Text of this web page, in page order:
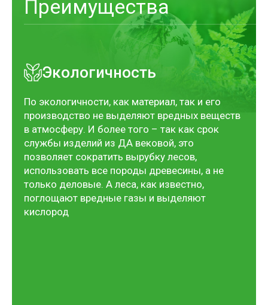
Преимущества
Экологичность
По экологичности, как материал, так и его
производство не выделяют вредных веществ
в атмосферу. И более того – так как срок
службы изделий из ДА вековой, это
позволяет сократить вырубку лесов,
использовать все породы древесины, а не
только деловые. А леса, как известно,
поглощают вредные газы и выделяют
кислород